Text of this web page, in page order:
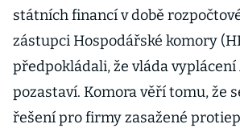
státních financí v době
zástupci Hospodářské komory
předpokládali, že vláda
pozastaví. Komora věří tomu, že
řešení pro firmy zasažené